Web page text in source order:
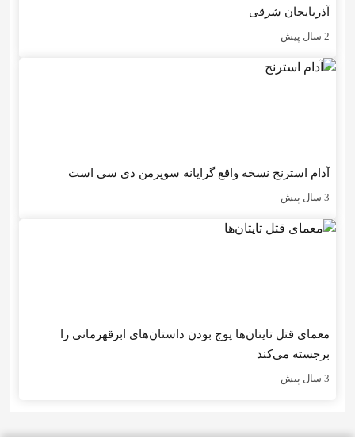
آذربایجان شرقی
2 سال پیش
آدام استرنج نسخه واقع گرایانه سوپرمن دی سی است
3 سال پیش
معمای قتل تایتان‌ها پوچ بودن داستان‌های ابرقهرمانی را
برجسته می‌کند
3 سال پیش